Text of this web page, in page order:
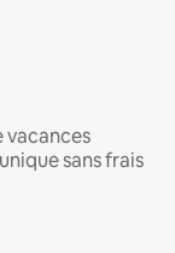
vacances
sans frais